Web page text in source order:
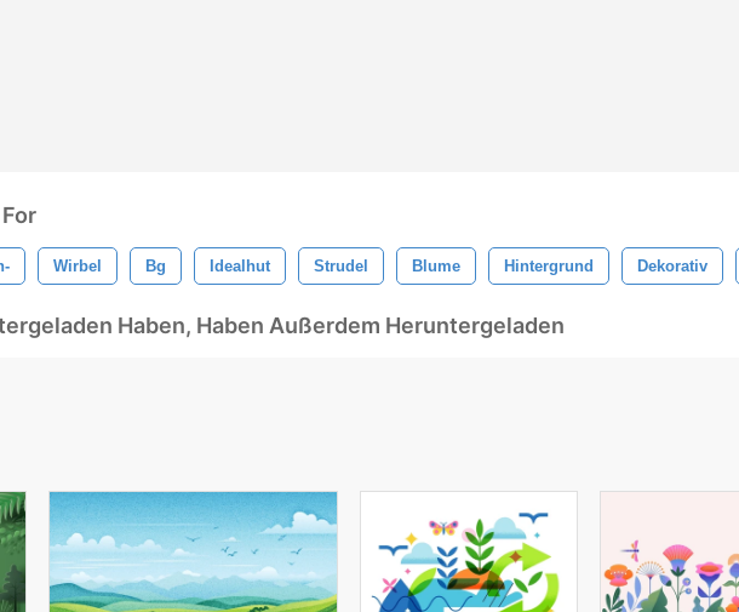
Wirbel Bg Idealhut Strudel Blume Hintergrund Dekorativ
Haben, Haben Außerdem Heruntergeladen